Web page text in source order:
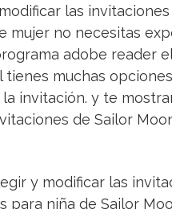
las
mujer no necesitas
adobe reader
tienes muchas
invitación. y te
de Sailor
y modificar las
para niña de Sailor